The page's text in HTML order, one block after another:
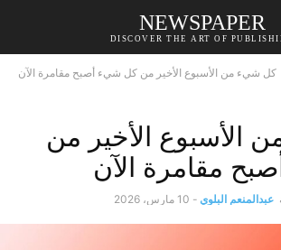
NEWSPAPER
DISCOVER THE ART OF
كل شيء من الأسبوع الأخير من كل شيء أصبح مقامرة الآن
الأسبوع الأخير من
مقامرة الآن
عبدالمنعم البلوي - 10 مارس، 2026